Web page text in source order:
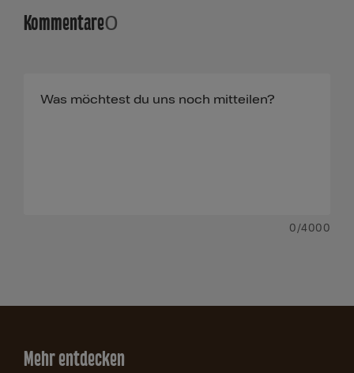
Kommentare0
0 /4000
Mehr entdecken